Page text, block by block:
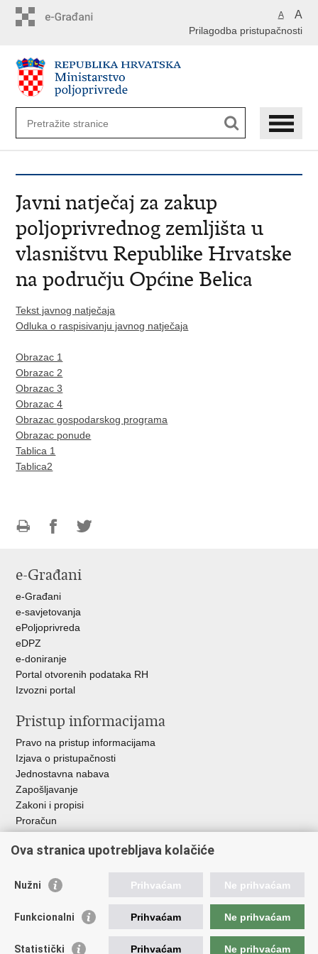
A A
Prilagodba pristupačnosti
Javni natječaj za zakup
poljoprivrednog zemljišta u
vlasništvu Republike Hrvatske
na području Općine Belica
Tekst javnog natječaja
Odluka o raspisivanju javnog natječaja
Obrazac 1
Obrazac 2
Obrazac 3
Obrazac 4
Obrazac gospodarskog programa
Obrazac ponude
Tablica 1
Tablica2
FacebookuTwitteru
e-Građani
e-Građani
e-savjetovanja
ePoljoprivreda
eDPZ
e-doniranje
Portal otvorenih podataka RH
Izvozni portal
Pristup informacijama
Pravo na pristup informacijama
Izjava o pristupačnosti
Jednostavna nabava
Zapošljavanje
Zakoni i propisi
Proračun
RH
Važne poveznice
Hrvatska agencija za poljoprivredu i hranu
Agencija za plaćanja u poljoprivredi, ribarstvu i ruralnom
razvoju
Ova stranica upotrebljava kolačiće
Nužni Prihvaćam Ne prihvaćam
Funkcionalni Prihvaćam Ne prihvaćam
Statistički Prihvaćam Ne prihvaćam